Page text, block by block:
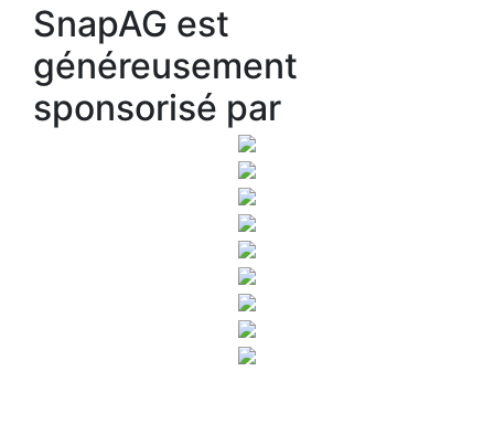
SnapAG est
généreusement
sponsorisé par